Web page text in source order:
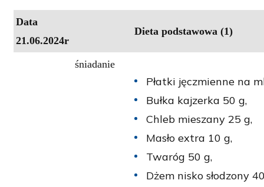
Data
21.06.2024r
Dieta podstawowa (1)
śniadanie
Płatki jęczmienne na
Bułka kajzerka 50 g,
Chleb mieszany 25 g,
Masło extra 10 g,
Twaróg 50 g,
Dżem nisko słodzony